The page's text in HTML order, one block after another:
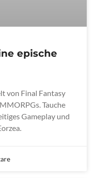
epische
von Final Fantasy
Tauche
Gameplay und